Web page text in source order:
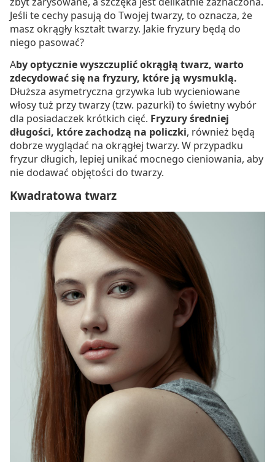
Jeśli te cechy pasują do Twojej twarzy, to oznacza, że
masz okrągły kształt twarzy. Jakie fryzury będą do
niego pasować?
Aby optycznie wyszczuplić okrągłą twarz, warto
zdecydować się na fryzury, które ją wysmuklą.
Dłuższa asymetryczna grzywka lub wycieniowane
włosy tuż przy twarzy (tzw. pazurki) to świetny wybór
dla posiadaczek krótkich cięć. Fryzury średniej
długości, które zachodzą na policzki, również będą
dobrze wyglądać na okrągłej twarzy. W przypadku
fryzur długich, lepiej unikać mocnego cieniowania, aby
nie dodawać objętości do twarzy.
Kwadratowa twarz